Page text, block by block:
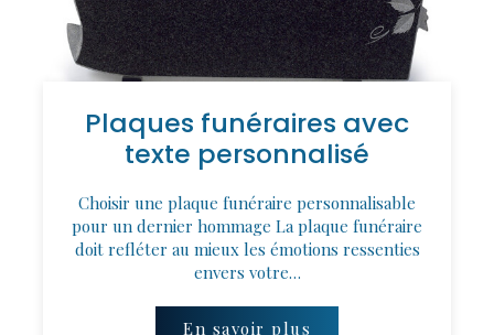
Plaques funéraires avec
texte personnalisé
Choisir une plaque funéraire personnalisable
pour un dernier hommage La plaque funéraire
doit refléter au mieux les émotions ressenties
envers votre…
En savoir plus